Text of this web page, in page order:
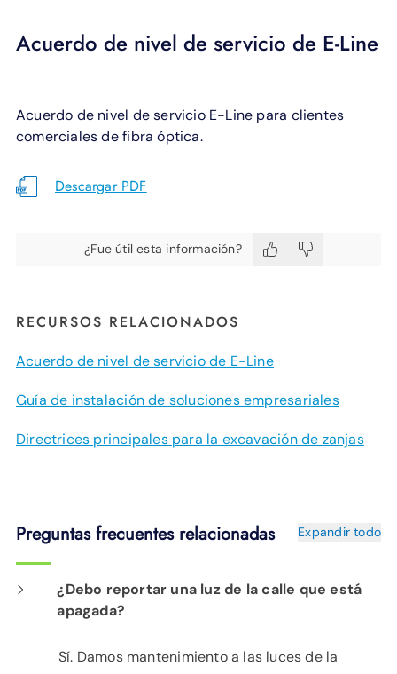
Acuerdo de nivel de servicio de E-Line
Acuerdo de nivel de servicio E-Line para clientes
comerciales de fibra óptica.
Descargar PDF
¿Fue útil esta información?
RECURSOS RELACIONADOS
Acuerdo de nivel de servicio de E-Line
Guía de instalación de soluciones empresariales
Directrices principales para la excavación de zanjas
Preguntas frecuentes relacionadas Expandir todo
¿Debo reportar una luz de la calle que está
apagada?
Sí. Damos mantenimiento a las luces de la